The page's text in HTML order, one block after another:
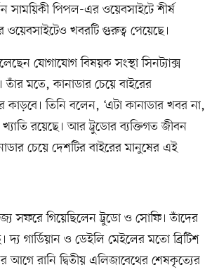
সাময়িকী পিপল-এর ওয়েবসাইটে শীর্ষ
খবরটি গুরুত্ব পেয়েছে।
যোগাযোগ বিষয়ক সংস্থা সিনট্যাক্স
তাঁর মতে, কানাডার চেয়ে বাইরের
তিনি বলেন, ‘এটা কানাডার খবর না,
রয়েছে। আর ট্রুডোর ব্যক্তিগত জীবন
চেয়ে দেশটির বাইরের মানুষের এই
সফরে গিয়েছিলেন ট্রুডো ও সোফি। তাঁদের
দ্য গার্ডিয়ান ও ডেইলি মেইলের মতো ব্রিটিশ
রানি দ্বিতীয় এলিজাবেথের শেষকৃত্যের